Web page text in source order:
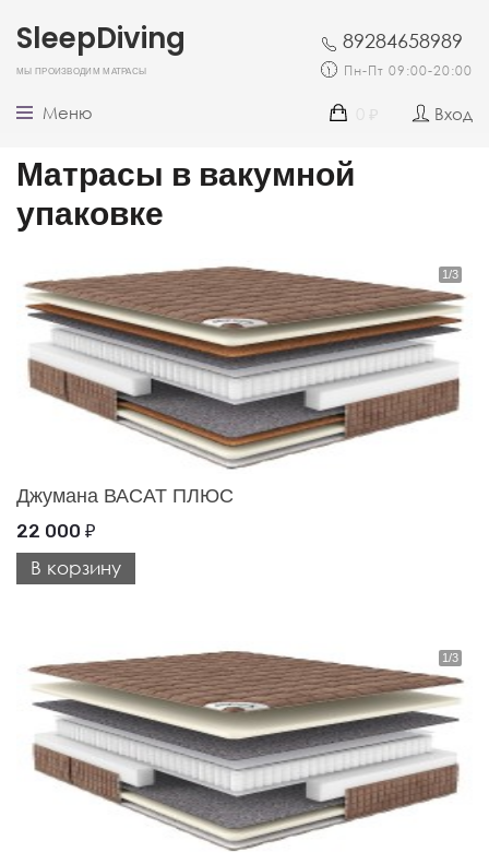
SleepDiving
Мы производим матрасы
89284658989
Пн-Пт 09:00-20:00
Меню Вход
Матрасы в вакумной
упаковке
Джумана ВАСАТ ПЛЮС
22 000 ₽
В корзину